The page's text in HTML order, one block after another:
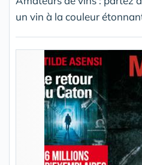
un vin à la couleur